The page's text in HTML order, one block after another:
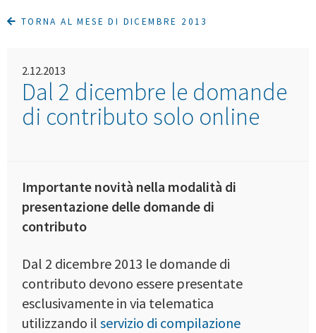
TORNA AL MESE DI DICEMBRE 2013
2.12.2013
Dal 2 dicembre le domande
di contributo solo online
Importante novità nella modalità di
presentazione delle domande di
contributo
Dal 2 dicembre 2013 le domande di
contributo devono essere presentate
esclusivamente in via telematica
utilizzando il servizio di compilazione